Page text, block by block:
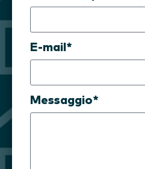
E-mail*
Messaggio*